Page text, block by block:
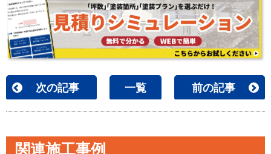
次の記事 一覧 前の記事
関連施工事例